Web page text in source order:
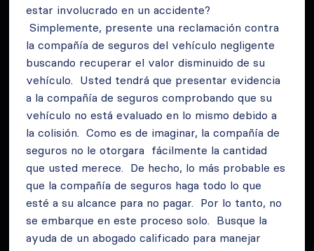
estar involucrado en un accidente?
Simplemente, presente una reclamación contra
la compañía de seguros del vehículo negligente
buscando recuperar el valor disminuido de su
vehículo. Usted tendrá que presentar evidencia
a la compañía de seguros comprobando que su
vehículo no está evaluado en lo mismo debido a
la colisión. Como es de imaginar, la compañía de
seguros no le otorgara fácilmente la cantidad
que usted merece. De hecho, lo más probable es
que la compañía de seguros haga todo lo que
esté a su alcance para no pagar. Por lo tanto, no
se embarque en este proceso solo. Busque la
ayuda de un abogado calificado para manejar